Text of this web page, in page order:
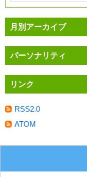
月別アーカイブ
パーソナリティ
リンク
RSS2.0
ATOM